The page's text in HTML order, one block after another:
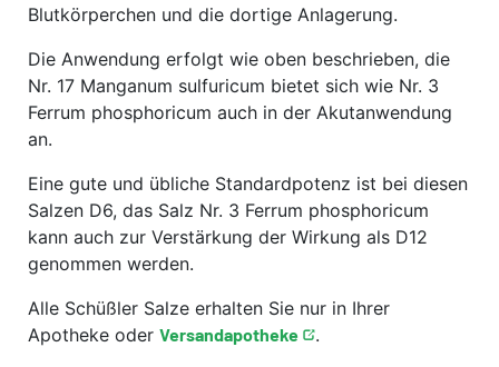
Blutkörperchen und die dortige Anlagerung.
Die Anwendung erfolgt wie oben beschrieben, die
Nr. 17 Manganum sulfuricum bietet sich wie Nr. 3
Ferrum phosphoricum auch in der Akutanwendung
an.
Eine gute und übliche Standardpotenz ist bei diesen
Salzen D6, das Salz Nr. 3 Ferrum phosphoricum
kann auch zur Verstärkung der Wirkung als D12
genommen werden.
Alle Schüßler Salze erhalten Sie nur in Ihrer
Apotheke oder Versandapotheke .